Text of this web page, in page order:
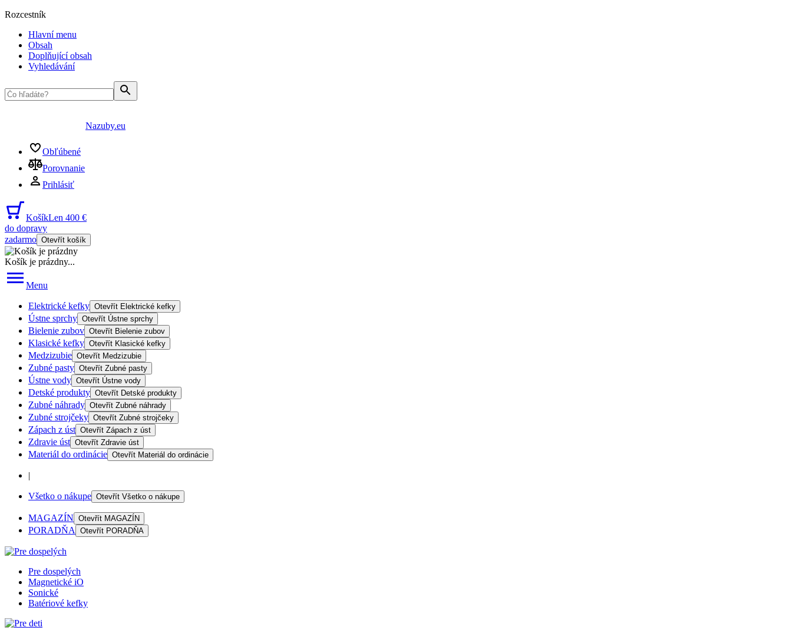
Rozcestník
Hlavní menu
Obsah
Doplňující obsah
Vyhledávání
Nazuby.eu
Obľúbené
Porovnanie
Prihlásiť
KošíkLen 400 €
do dopravy
zadarmo Otevřít košík
Košík je prázdny...
Menu
Elektrické kefky Otevřít Elektrické kefky
Ústne sprchy Otevřít Ústne sprchy
Bielenie zubov Otevřít Bielenie zubov
Klasické kefky Otevřít Klasické kefky
Medzizubie Otevřít Medzizubie
Zubné pasty Otevřít Zubné pasty
Ústne vody Otevřít Ústne vody
Detské produkty Otevřít Detské produkty
Zubné náhrady Otevřít Zubné náhrady
Zubné strojčeky Otevřít Zubné strojčeky
Zápach z úst Otevřít Zápach z úst
Zdravie úst Otevřít Zdravie úst
Materiál do ordinácie Otevřít Materiál do ordinácie
|
Všetko o nákupe Otevřít Všetko o nákupe
MAGAZÍN Otevřít MAGAZÍN
PORADŇA Otevřít PORADŇA
Pre dospelých
Magnetické iO
Sonické
Batériové kefky